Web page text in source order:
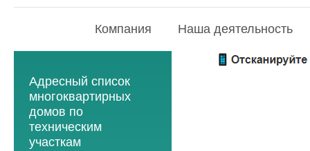
Компания Наша деятельность
Адресный список
многоквартирных
домов по
техническим
участкам